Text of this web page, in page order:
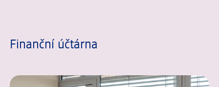
Finanční účtárna